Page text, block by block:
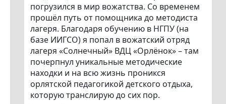
погрузился в мир вожатства. Со временем
прошёл путь от помощника до методиста
лагеря. Благодаря обучению в НГПУ (на
базе ИИГСО) я попал в вожатский отряд
лагеря «Солнечный» ВДЦ «Орлёнок» – там
почерпнул уникальные методические
находки и на всю жизнь проникся
орлятской педагогикой детского отдыха,
которую транслирую до сих пор.